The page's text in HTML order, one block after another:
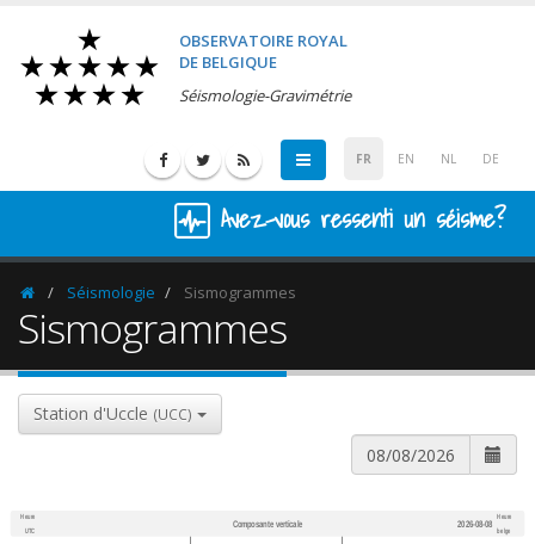
OBSERVATOIRE ROYAL
DE BELGIQUE
Séismologie-Gravimétrie
FR EN NL DE
Avez-vous ressenti un séisme?
HomepageSéismologie Sismogrammes
Sismogrammes
Station d'Uccle (UCC)
Heure
UTC
Composante verticale 2026-08-08
Heure
belge